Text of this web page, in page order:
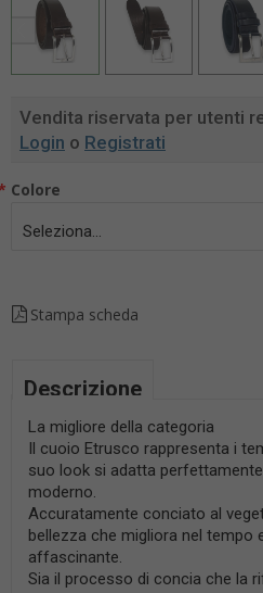
Vendita riservata per utenti
Login o Registrati
Colore
Seleziona...
Stampa scheda
Descrizione
La migliore della categoria
Il cuoio Etrusco rappresenta i
suo look si adatta
moderno.
Accuratamente conciato al
bellezza che migliora nel tempo
affascinante.
Sia il processo di concia che la